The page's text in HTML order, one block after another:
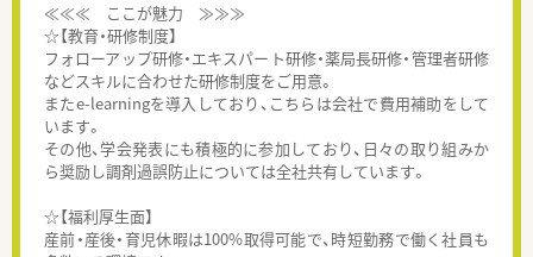
≪≪≪ ここが魅力 ≫≫≫
☆【教育・研修制度】
フォローアップ研修・エキスパート研修・薬局長研修・管理者研修
などスキルに合わせた研修制度をご用意。
またe-learningを導入しており、こちらは会社で費用補助をして
います。
その他、学会発表にも積極的に参加しており、日々の取り組みか
ら奨励し調剤過誤防止については全社共有しています。
☆【福利厚生面】
産前・産後・育児休暇は100%取得可能で、時短勤務で働く社員も